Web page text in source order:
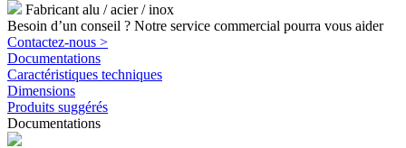
Fabricant alu / acier / inox
Besoin d’un conseil ? Notre service commercial pourra vous aider
Contactez-nous >
Documentations
Caractéristiques techniques
Dimensions
Produits suggérés
Documentations